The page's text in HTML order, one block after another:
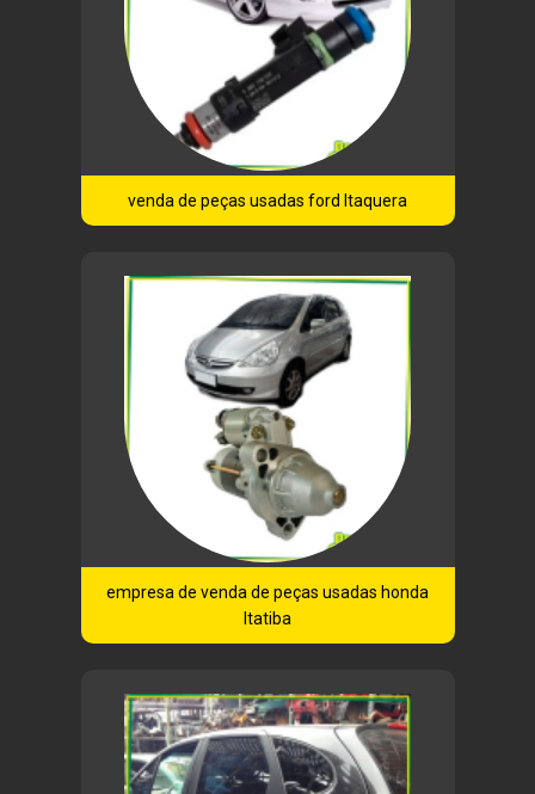
venda de peças usadas ford Itaquera
empresa de venda de peças usadas honda
Itatiba